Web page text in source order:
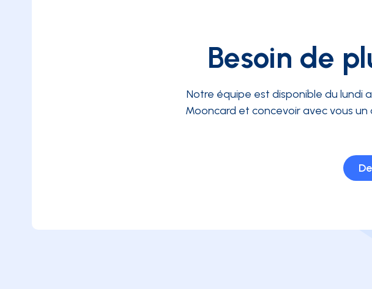
Besoin de
Notre équipe est disponible du lundi
Mooncard et concevoir avec vous